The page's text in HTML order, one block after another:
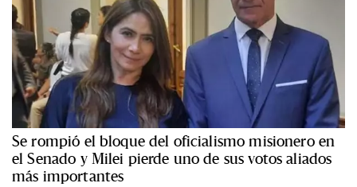
Se rompió el bloque del oficialismo misionero en
el Senado y Milei pierde uno de sus votos aliados
más importantes